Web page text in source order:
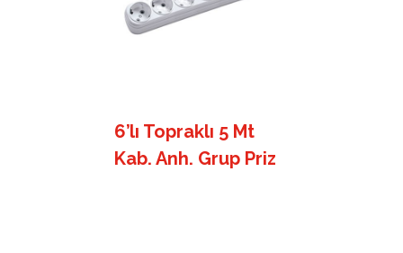
6’lı Topraklı 5 Mt
Kab. Anh. Grup Priz